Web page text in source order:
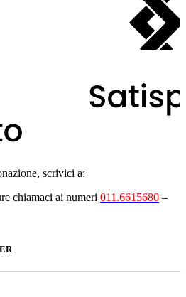
scrivici a:
chiamaci ai numeri 011.6615680 –